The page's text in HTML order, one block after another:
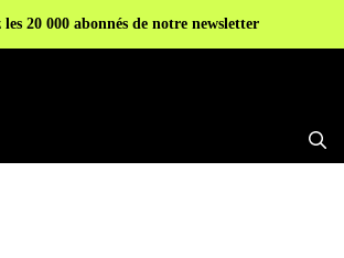
les 20 000 abonnés de notre newsletter